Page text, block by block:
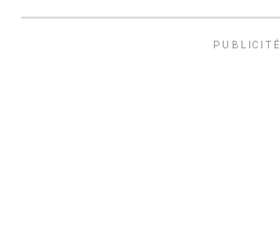
PUBLICITÉ